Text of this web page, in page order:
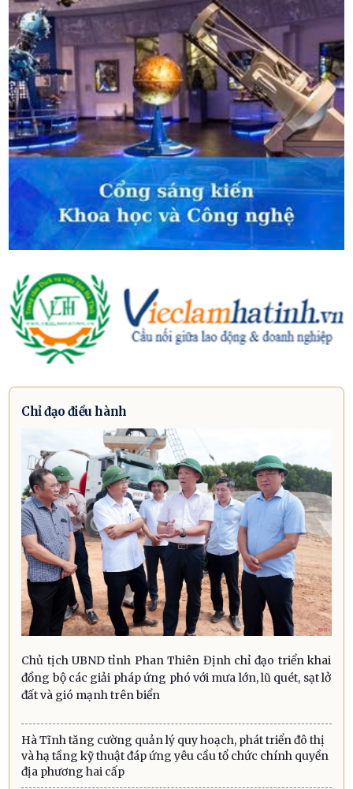
Chỉ đạo điều hành
Chủ tịch UBND tỉnh Phan Thiên Định chỉ đạo triển khai
đồng bộ các giải pháp ứng phó với mưa lớn, lũ quét, sạt lở
đất và gió mạnh trên biển
Hà Tĩnh tăng cường quản lý quy hoạch, phát triển đô thị
và hạ tầng kỹ thuật đáp ứng yêu cầu tổ chức chính quyền
địa phương hai cấp